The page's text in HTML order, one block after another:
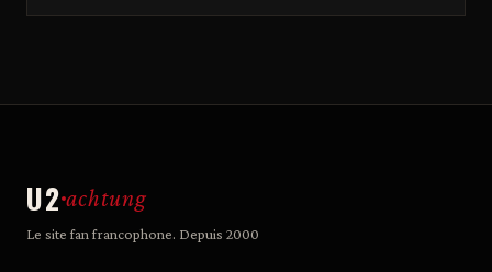
U2 achtung
Le site fan francophone. Depuis 2000